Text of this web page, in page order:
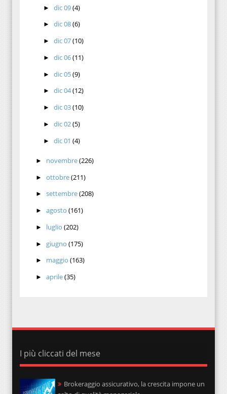
►dic 09(4)
►dic 08(6)
►dic 07(10)
►dic 06(11)
►dic 05(9)
►dic 04(12)
►dic 03(10)
►dic 02(5)
►dic 01(4)
► novembre(226)
► ottobre(211)
► settembre(208)
► agosto (161)
► luglio (202)
► giugno (175)
► maggio (163)
► aprile(35)
I più cliccati del mese
Brokeraggio assicurativo, la crescita impone un